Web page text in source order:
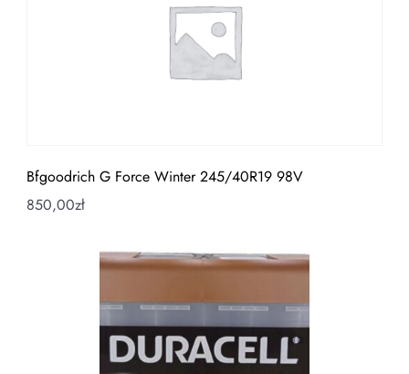
Bfgoodrich G Force Winter 245/40R19 98V
850,00zł